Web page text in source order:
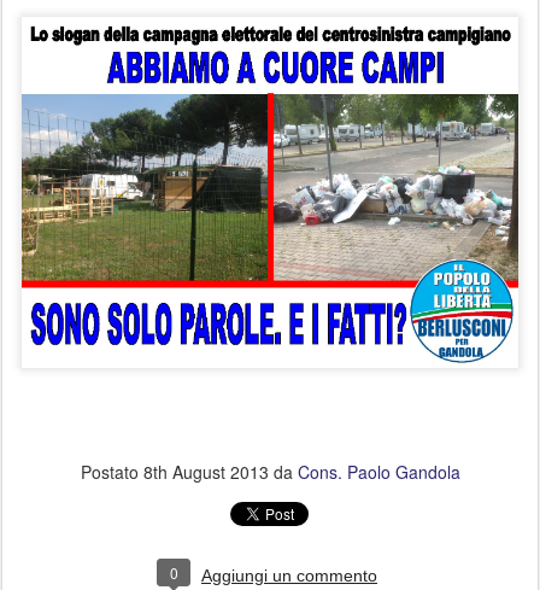
Postato 8th August 2013 da Cons. Paolo Gandola
0 Aggiungi un commento